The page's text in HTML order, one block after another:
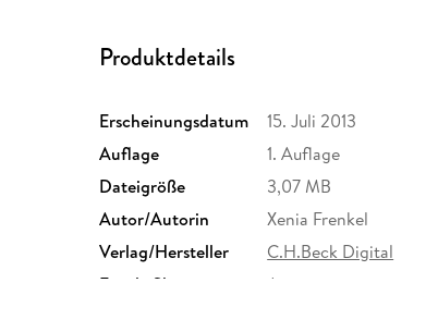
Produktdetails
Erscheinungsdatum 15. Juli 2013
Auflage
1. Auflage
Dateigröße
3,07 MB
Autor/Autorin
Xenia Frenkel
Verlag/Hersteller
C.H.Beck Digital
Family Sharing
Ja